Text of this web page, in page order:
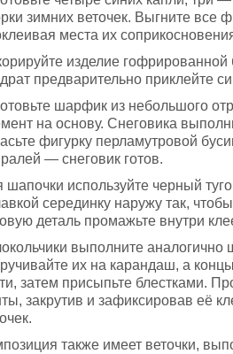
зимних веточек. Выгните все
места их
изделие
предварительно приклейте
шарфик из небольшого
на основу. Снеговика
фигурку перламутровой
— снеговик готов.
шапочки используйте черный
серединку наружу так,
деталь промажьте внутри
выполните
их на карандаш, а
затем присыпьте блестками.
закрутив и зафиксировав её
также имеет веточки,